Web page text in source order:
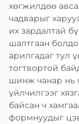
хөгжилдөө
чадварыг
их зардалтай
шалтгаан
арилгадаг тул
тогтвортой
шинж чанар нь
үйлчилгээг
байсан ч
формнуудыг